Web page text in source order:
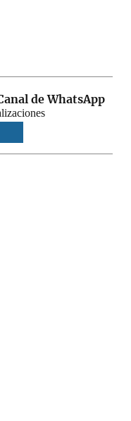
de WhatsApp